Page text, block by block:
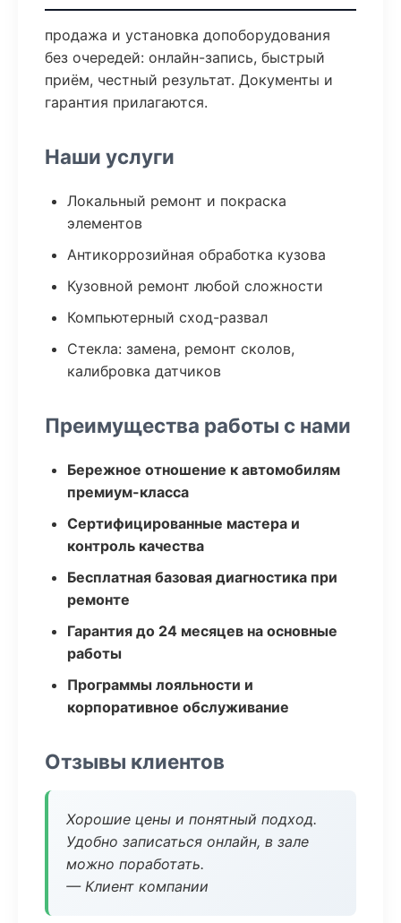
продажа и установка допоборудования
без очередей: онлайн-запись, быстрый
приём, честный результат. Документы и
гарантия прилагаются.
Наши услуги
Локальный ремонт и покраска
элементов
Антикоррозийная обработка кузова
Кузовной ремонт любой сложности
Компьютерный сход-развал
Стекла: замена, ремонт сколов,
калибровка датчиков
Преимущества работы с нами
Бережное отношение к автомобилям
премиум-класса
Сертифицированные мастера и
контроль качества
Бесплатная базовая диагностика при
ремонте
Гарантия до 24 месяцев на основные
работы
Программы лояльности и
корпоративное обслуживание
Отзывы клиентов
Хорошие цены и понятный подход.
Удобно записаться онлайн, в зале
можно поработать.
— Клиент компании